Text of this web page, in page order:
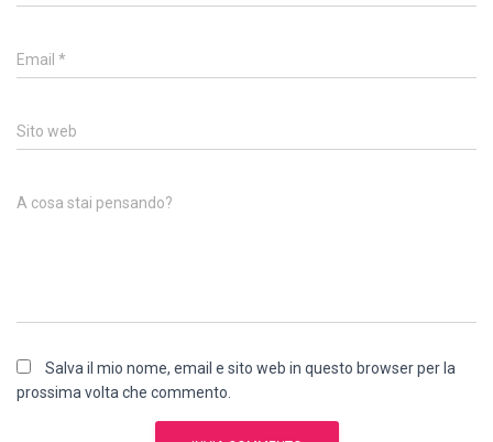
Email *
Sito web
A cosa stai pensando?
Salva il mio nome, email e sito web in questo browser per la
prossima volta che commento.